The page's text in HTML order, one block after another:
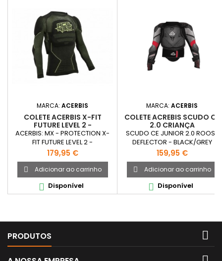
MARCA: ACERBIS
COLETE ACERBIS X-FIT
FUTURE LEVEL 2 -
BLACK/YELLOW
ACERBIS: MX - PROTECTION X-
FIT FUTURE LEVEL 2 -
BLACK/YELLOW
Preço
179,95 €
 Adicionar ao carrinho
 Disponível
MARCA: ACERBIS
COLETE ACREBIS SCUDO CE
2.0 CRIANÇA
SCUDO CE JUNIOR 2.0 ROOST
DEFLECTOR - BLACK/GREY
Preço
159,95 €
 Adicionar ao carrinho
 Disponível
PRODUTOS 